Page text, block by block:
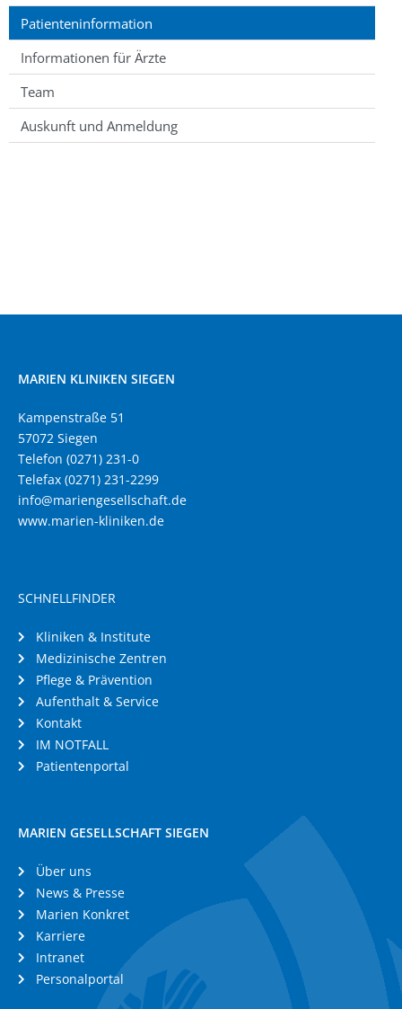
Patienteninformation
Informationen für Ärzte
Team
Auskunft und Anmeldung
MARIEN KLINIKEN SIEGEN
Kampenstraße 51
57072 Siegen
Telefon (0271) 231-0
Telefax (0271) 231-2299
info@mariengesellschaft.de
www.marien-kliniken.de
SCHNELLFINDER
Kliniken & Institute
Medizinische Zentren
Pflege & Prävention
Aufenthalt & Service
Kontakt
IM NOTFALL
Patientenportal
MARIEN GESELLSCHAFT SIEGEN
Über uns
News & Presse
Marien Konkret
Karriere
Intranet
Personalportal